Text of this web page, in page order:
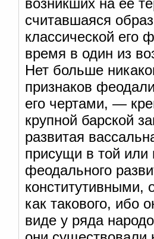
возникших на ее
считавшаяся
классической его
время в один из
Нет больше
признаков
его чертами, —
крупной барской
развитая
присущи в той
феодального
конститутивными,
как такового, ибо
виде у ряда